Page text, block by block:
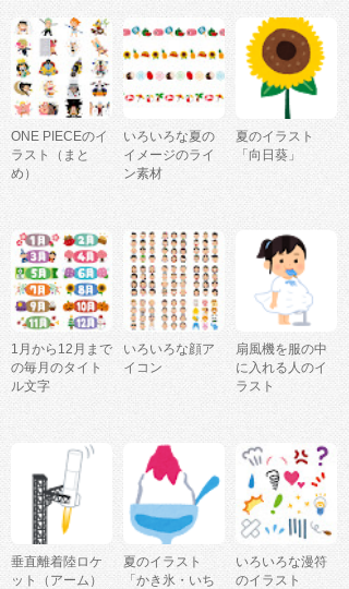
ONE PIECEのイ
ラスト（まと
め）
いろいろな夏の
イメージのライ
ン素材
夏のイラスト
「向日葵」
1月から12月まで
の毎月のタイト
ル文字
いろいろな顔ア
イコン
扇風機を服の中
に入れる人のイ
ラスト
垂直離着陸ロケ
ット（アーム）
夏のイラスト
「かき氷・いち
いろいろな漫符
のイラスト